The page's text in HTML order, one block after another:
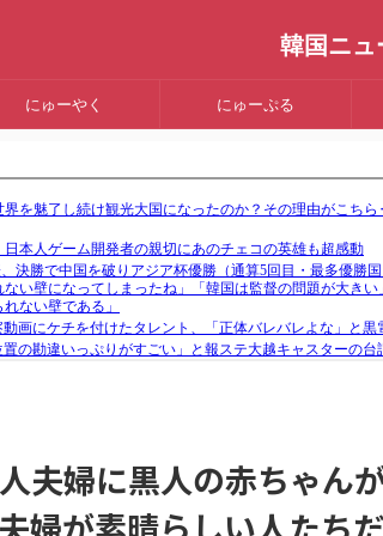
韓国ニュ
にゅーやく にゅーぷる
夫婦に黒人の赤ちゃん